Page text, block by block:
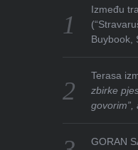
Između
Buybook,
Terasa
zbirke
govorim”,
GORAN